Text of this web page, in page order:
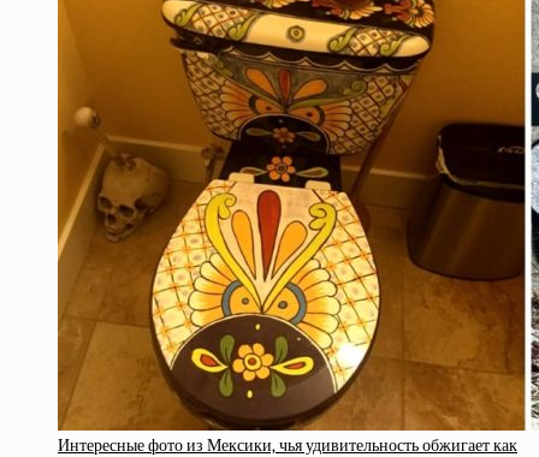
Интересные фото из Мексики, чья удивительность обжигает как